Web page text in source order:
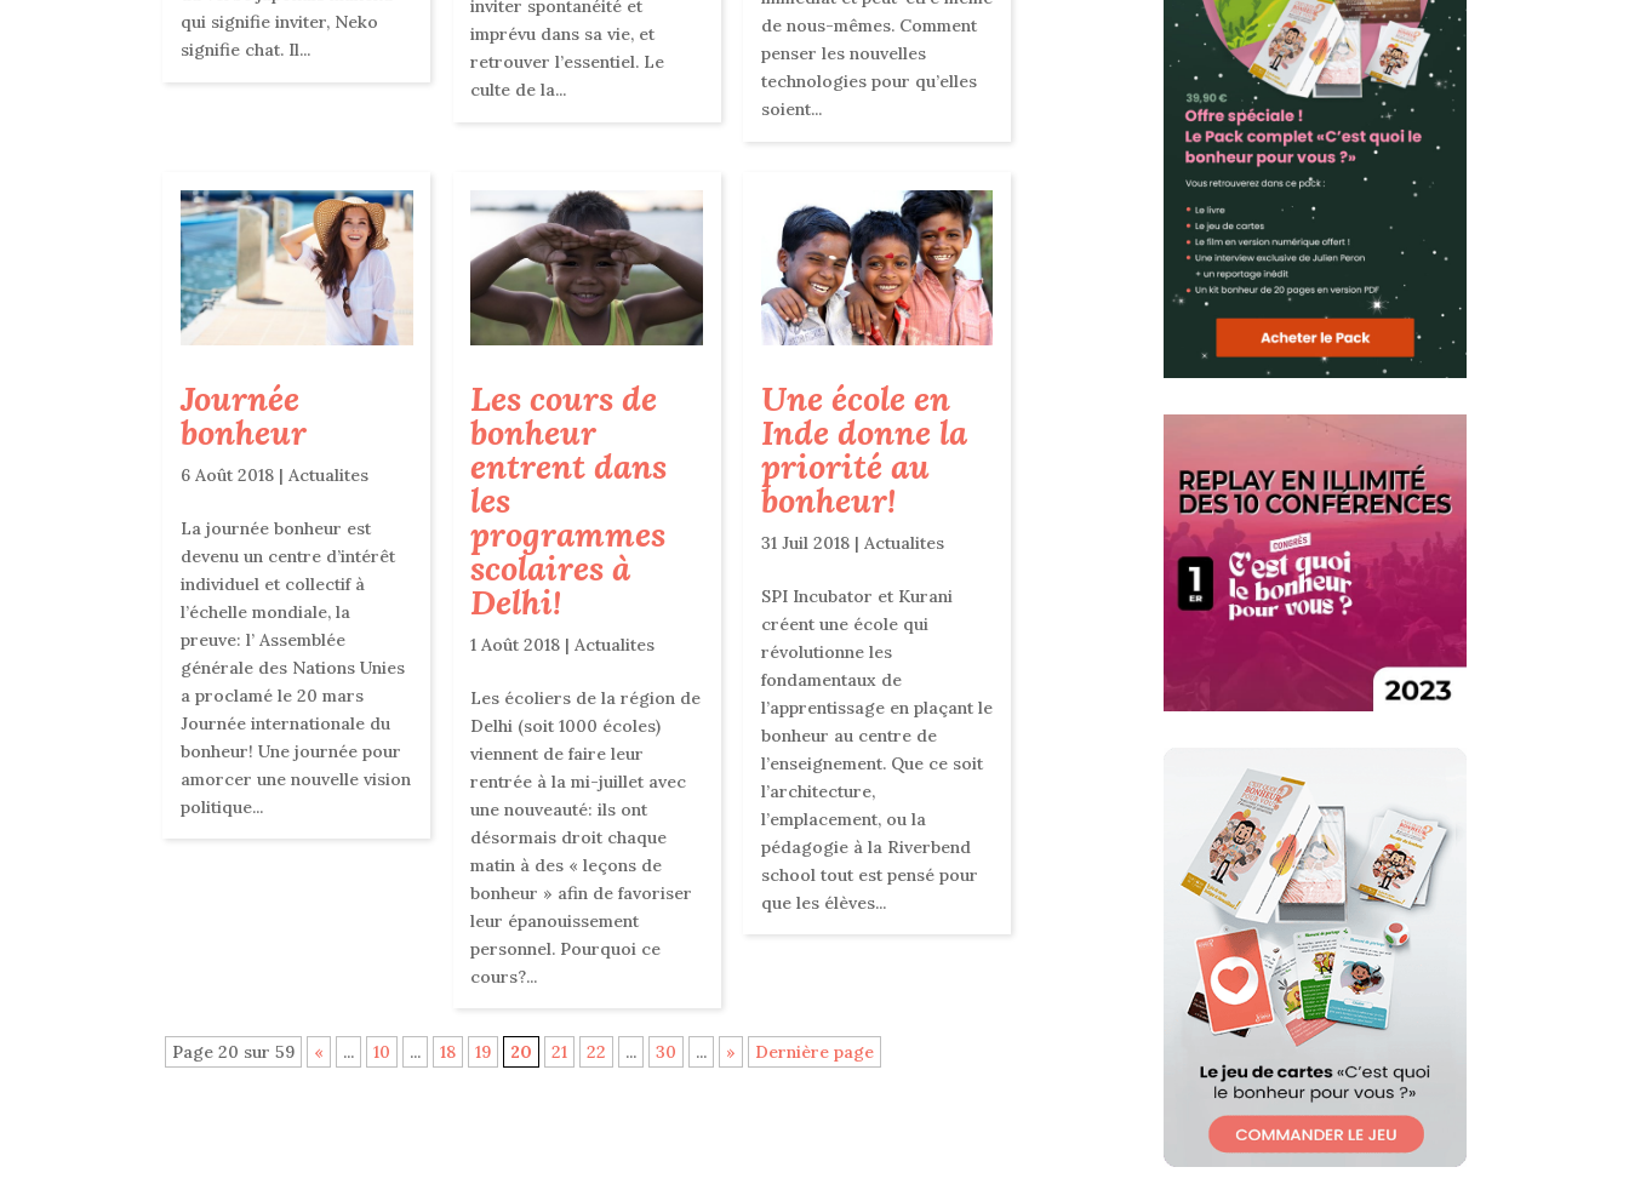
qui signifie inviter, Neko
signifie chat. Il...
inviter spontanéité et
imprévu dans sa vie, et
retrouver l’essentiel. Le
culte de la...
de nous-mêmes. Comment
penser les nouvelles
technologies pour qu’elles
soient...
Journée
bonheur
6 Août 2018 |Actualites
La journée bonheur est
devenu un centre d’intérêt
individuel et collectif à
l’échelle mondiale, la
preuve: l’ Assemblée
générale des Nations Unies
a proclamé le 20 mars
Journée internationale du
bonheur! Une journée pour
amorcer une nouvelle vision
politique...
Les cours de
bonheur
entrent dans
les
programmes
scolaires à
Delhi!
1 Août 2018 |Actualites
Les écoliers de la région de
Delhi (soit 1000 écoles)
viennent de faire leur
rentrée à la mi-juillet avec
une nouveauté: ils ont
désormais droit chaque
matin à des « leçons de
bonheur » afin de favoriser
leur épanouissement
personnel. Pourquoi ce
cours?...
Une école en
Inde donne la
priorité au
bonheur!
31 Juil 2018| Actualites
SPI Incubator et Kurani
créent une école qui
révolutionne les
fondamentaux de
l’apprentissage en plaçant le
bonheur au centre de
l’enseignement. Que ce soit
l’architecture,
l’emplacement, ou la
pédagogie à la Riverbend
school tout est pensé pour
que les élèves...
Page 20 sur 59 « ... 10 ... 18 19 20 21 22 ... 30 ... » Dernière page